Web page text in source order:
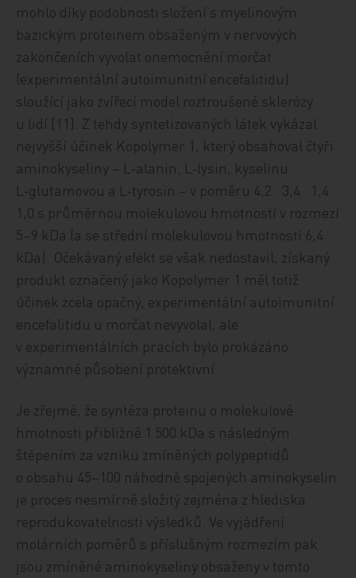
mohlo díky podobnosti složení s myelinovým
bazickým proteinem obsaženým v nervových
zakončeních vyvolat onemocnění morčat
(experimentální autoimunitní encefalitidu)
sloužící jako zvířecí model roztroušené sklerózy
u lidí [11]. Z tehdy syntetizovaných látek vykázal
nejvyšší účinek Kopolymer 1, který obsahoval čtyři
aminokyseliny – L‑alanin, L‑lysin, kyselinu
L‑glutamovou a L‑tyrosin – v poměru 4,2 : 3,4 : 1,4 :
1,0 s průměrnou molekulovou hmotností v rozmezí
5–9 kDa (a se střední molekulovou hmotností 6,4
kDa). Očekávaný efekt se však nedostavil, získaný
produkt označený jako Kopolymer 1 měl totiž
účinek zcela opačný, experimentální autoimunitní
encefalitidu u morčat nevyvolal, ale
v experimentálních pracích bylo prokázáno
významné působení protektivní.
Je zřejmé, že syntéza proteinu o molekulové
hmotnosti přibližně 1 500 kDa s následným
štěpením za vzniku zmíněných polypeptidů
o obsahu 45–100 náhodně spojených aminokyselin
je proces nesmírně složitý zejména z hlediska
reprodukovatelnosti výsledků. Ve vyjádření
molárních poměrů s příslušným rozmezím pak
jsou zmíněné aminokyseliny obsaženy v tomto